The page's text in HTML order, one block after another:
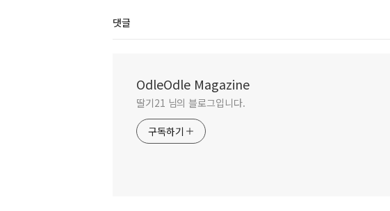
댓글
OdleOdle Magazine
딸기21 님의 블로그입니다.
구독하기